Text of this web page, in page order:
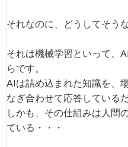
それなのに、どうしてそう
それは機械学習といって、
らです。
AIは詰め込まれた知識を、
なぎ合わせて応答しているだ
しかも、その仕組みは人間
ている・・・